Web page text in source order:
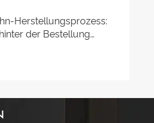
Herstellungsprozess:
der Bestellung